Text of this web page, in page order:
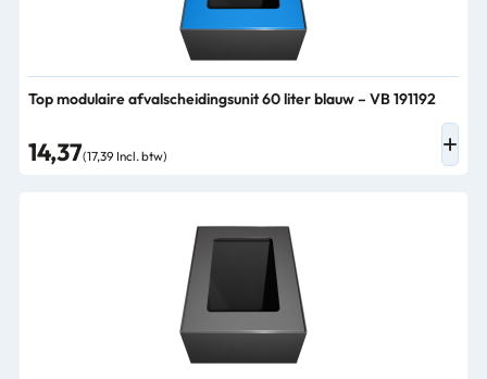
Top modulaire afvalscheidingsunit 60 liter blauw – VB 191192
14,37(17,39 Incl. btw)